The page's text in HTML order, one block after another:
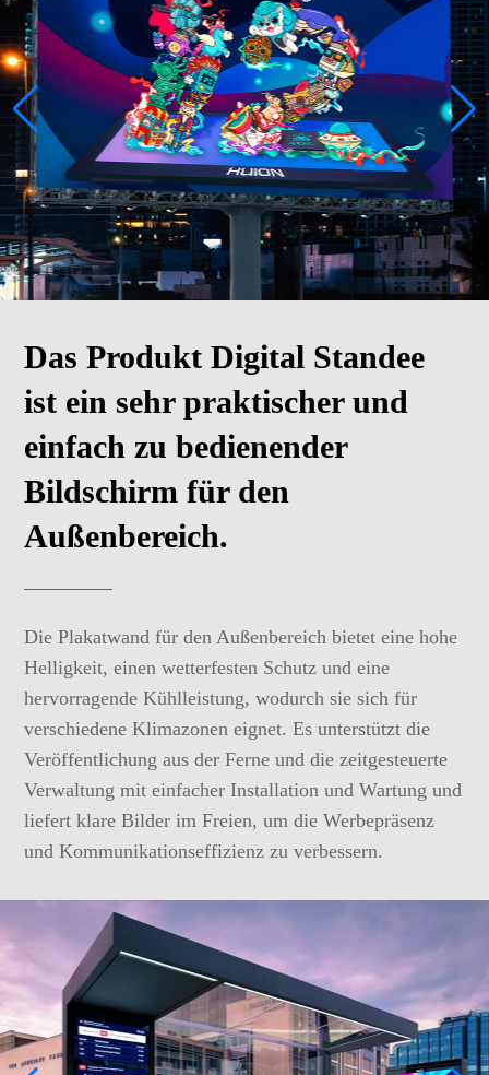
Das Produkt Digital Standee
ist ein sehr praktischer und
einfach zu bedienender
Bildschirm für den
Außenbereich.
Die Plakatwand für den Außenbereich bietet eine hohe
Helligkeit, einen wetterfesten Schutz und eine
hervorragende Kühlleistung, wodurch sie sich für
verschiedene Klimazonen eignet. Es unterstützt die
Veröffentlichung aus der Ferne und die zeitgesteuerte
Verwaltung mit einfacher Installation und Wartung und
liefert klare Bilder im Freien, um die Werbepräsenz
und Kommunikationseffizienz zu verbessern.